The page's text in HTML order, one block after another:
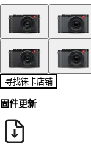
寻找徕卡店铺
固件更新